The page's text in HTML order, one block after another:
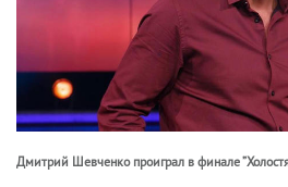
Дмитрий Шевченко проиграл в финале